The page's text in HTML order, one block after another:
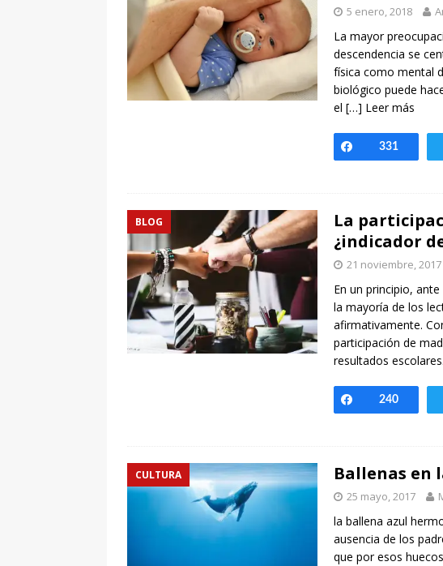
5 enero, 2018
La mayor
descendencia se
física como mental
biológico puede
el […] Leer más
Compartir
331
BLOG
La
¿indicador
21 noviembre, 2017
En un principio,
la mayoría de los
afirmativamente.
participación de
resultados escolares.
Compartir
240
CULTURA Ballenas en
25 mayo, 2017
la ballena azul
ausencia de los
que por esos